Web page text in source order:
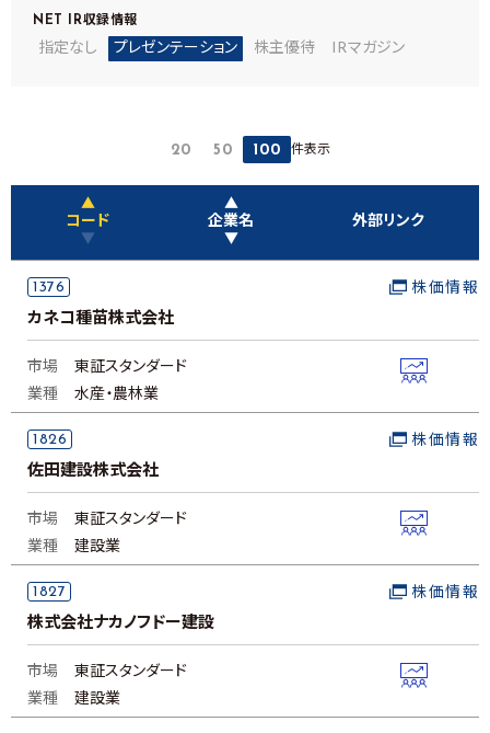
NET IR収録情報
指定なし プレゼンテーション 株主優待 IRマガジン
20 50 100 件表示
▲
コード
▼
▲
企業名
▼
外部リンク
1376
カネコ種苗株式会社
株価情報
市場
東証スタンダード
業種
水産・農林業
1826
佐田建設株式会社
株価情報
市場
東証スタンダード
業種
建設業
1827
株式会社ナカノフドー建設
株価情報
市場
東証スタンダード
業種
建設業